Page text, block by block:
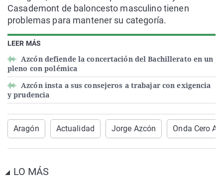
LEER MÁS
Azcón defiende la concertación del Bachillerato en un
pleno con polémica
Azcón insta a sus consejeros a trabajar con exigencia
y prudencia
Casademont de baloncesto masculino tienen
problemas para mantener su categoría.
Aragón Actualidad Jorge Azcón Onda Cero
LO MÁS